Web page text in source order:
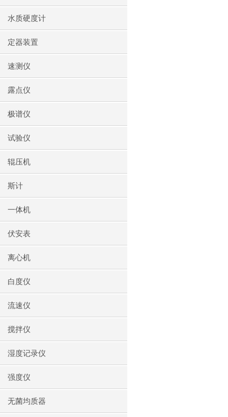
水质硬度计
定器装置
速测仪
露点仪
极谱仪
试验仪
辊压机
斯计
一体机
伏安表
离心机
白度仪
流速仪
搅拌仪
湿度记录仪
强度仪
无菌均质器